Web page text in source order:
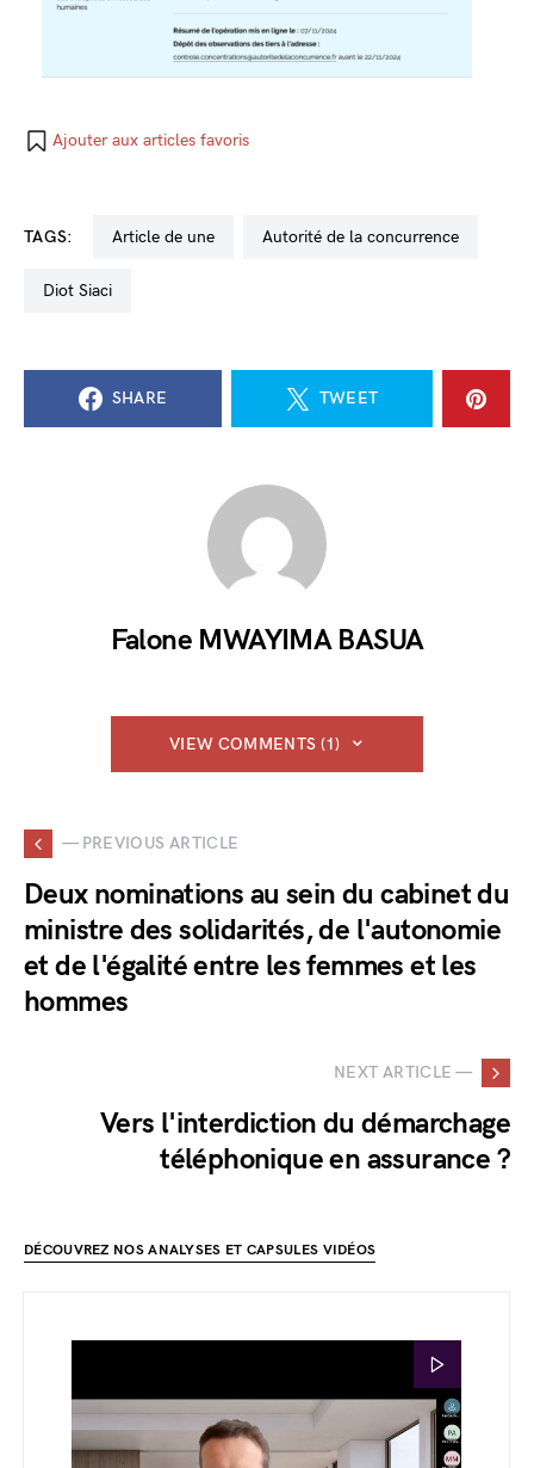
Ajouter aux articles favoris
TAGS: Article de une Autorité de la concurrence
Diot Siaci
SHARE TWEET
Falone MWAYIMA BASUA
VIEW COMMENTS (1)
— PREVIOUS ARTICLE
Deux nominations au sein du cabinet du
ministre des solidarités, de l'autonomie
et de l'égalité entre les femmes et les
hommes
NEXT ARTICLE —
Vers l'interdiction du démarchage
téléphonique en assurance ?
DÉCOUVREZ NOS ANALYSES ET CAPSULES VIDÉOS